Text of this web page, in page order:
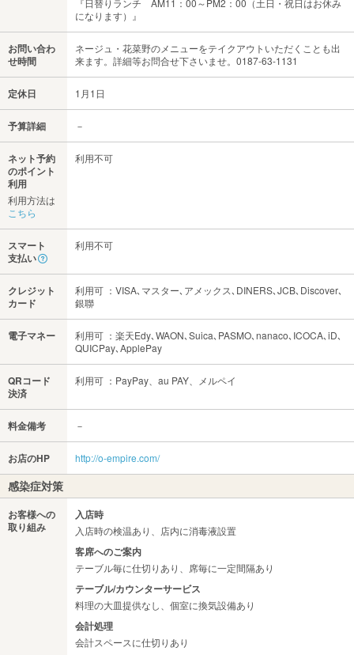
『日替りランチ AM11：00～PM2：00（土日・祝日はお休み
になります）』
お問い合わ
せ時間
ネージュ・花菜野のメニューをテイクアウトいただくことも出
来ます。詳細等お問合せ下さいませ。0187-63-1131
定休日 1月1日
予算詳細 －
ネット予約
のポイント
利用
利用方法は
こちら
利用不可
スマート
支払い
利用不可
クレジット
カード
利用可 ：VISA､マスター､アメックス､DINERS､JCB､Discover､
銀聯
電子マネー
利用可 ：楽天Edy､WAON､Suica､PASMO､nanaco､ICOCA､iD､
QUICPay､ApplePay
QRコード
決済
利用可 ：PayPay、au PAY、メルペイ
料金備考 －
お店のHP http://o-empire.com/
感染症対策
お客様への
取り組み
入店時
入店時の検温あり、店内に消毒液設置
客席へのご案内
テーブル毎に仕切りあり、席毎に一定間隔あり
テーブル/カウンターサービス
料理の大皿提供なし、個室に換気設備あり
会計処理
会計スペースに仕切りあり